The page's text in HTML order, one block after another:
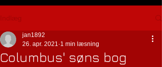
Indlæg
Columbus' søns bog
jan1892
26. apr. 2021 1 min læsning